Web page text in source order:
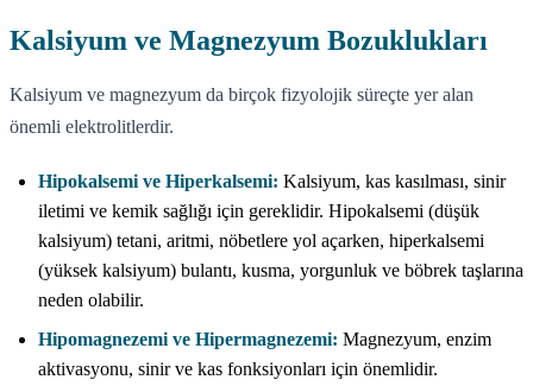
Kalsiyum ve Magnezyum Bozuklukları
Kalsiyum ve magnezyum da birçok fizyolojik süreçte yer alan
önemli elektrolitlerdir.
Hipokalsemi ve Hiperkalsemi: Kalsiyum, kas kasılması, sinir
iletimi ve kemik sağlığı için gereklidir. Hipokalsemi (düşük
kalsiyum) tetani, aritmi, nöbetlere yol açarken, hiperkalsemi
(yüksek kalsiyum) bulantı, kusma, yorgunluk ve böbrek taşlarına
neden olabilir.
Hipomagnezemi ve Hipermagnezemi: Magnezyum, enzim
aktivasyonu, sinir ve kas fonksiyonları için önemlidir.